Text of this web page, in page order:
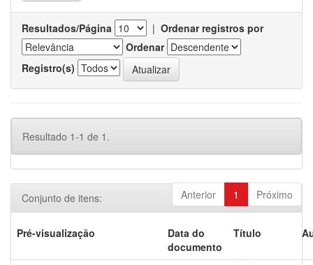
Resultados/Página | Ordenar registros por
Ordenar
Registro(s)
Resultado 1-1 de 1.
Anterior 1 Próximo
Conjunto de itens:
Pré-visualização
Data do
documento
Título